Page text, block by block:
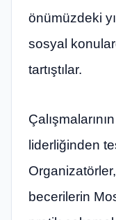
önümüzdeki
sosyal
tartıştılar.
liderliğinden
becerilerin